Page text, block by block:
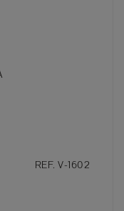
REF. V-1602